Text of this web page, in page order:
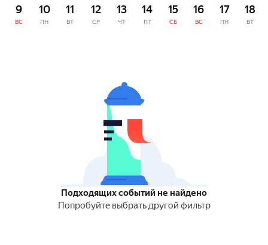
9
ВС
10
ПН
11
ВТ
12
СР
13
ЧТ
14
ПТ
15
СБ
16
ВС
17
ПН
18
ВТ
Подходящих событий не найдено
Попробуйте выбрать другой фильтр